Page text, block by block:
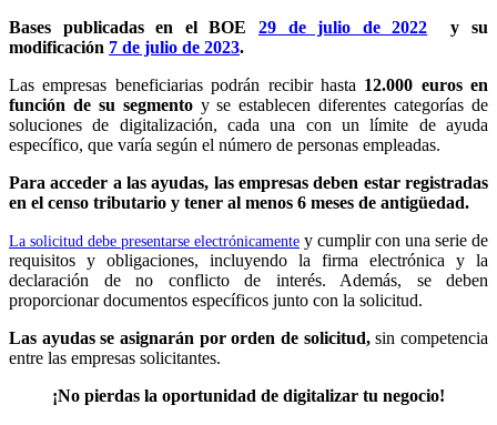
Bases publicadas en el BOE 29 de julio de 2022 y su
modificación 7 de julio de 2023.
Las empresas beneficiarias podrán recibir hasta 12.000 euros en
función de su segmento y se establecen diferentes categorías de
soluciones de digitalización, cada una con un límite de ayuda
específico, que varía según el número de personas empleadas.
Para acceder a las ayudas, las empresas deben estar registradas
en el censo tributario y tener al menos 6 meses de antigüedad.
La solicitud debe presentarse electrónicamente y cumplir con una serie de
requisitos y obligaciones, incluyendo la firma electrónica y la
declaración de no conflicto de interés. Además, se deben
proporcionar documentos específicos junto con la solicitud.
Las ayudas se asignarán por orden de solicitud,sin competencia
entre las empresas solicitantes.
¡No pierdas la oportunidad de digitalizar tu negocio!